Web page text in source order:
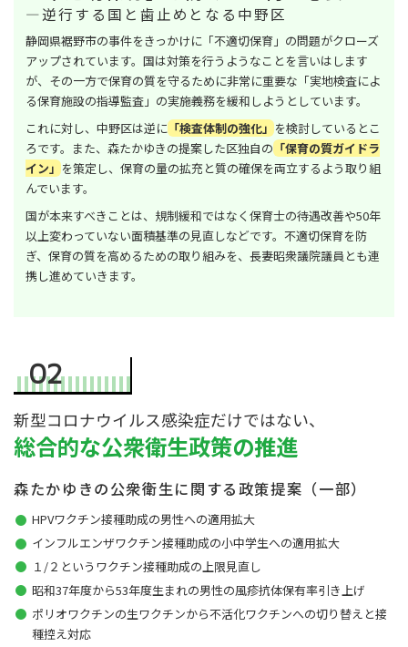
―逆行する国と歯止めとなる中野区
静岡県裾野市の事件をきっかけに「不適切保育」の問題がクローズ
アップされています。国は対策を行うようなことを言いはします
が、その一方で保育の質を守るために非常に重要な「実地検査によ
る保育施設の指導監査」の実施義務を緩和しようとしています。
これに対し、中野区は逆に「検査体制の強化」を検討しているとこ
ろです。また、森たかゆきの提案した区独自の「保育の質ガイドラ
イン」を策定し、保育の量の拡充と質の確保を両立するよう取り組
んでいます。
国が本来すべきことは、規制緩和ではなく保育士の待遇改善や50年
以上変わっていない面積基準の見直しなどです。不適切保育を防
ぎ、保育の質を高めるための取り組みを、長妻昭衆議院議員とも連
携し進めていきます。
02
新型コロナウイルス感染症だけではない、
総合的な公衆衛生政策の推進
森たかゆきの公衆衛生に関する政策提案（一部）
HPVワクチン接種助成の男性への適用拡大
インフルエンザワクチン接種助成の小中学生への適用拡大
１/２というワクチン接種助成の上限見直し
昭和37年度から53年度生まれの男性の風疹抗体保有率引き上げ
ポリオワクチンの生ワクチンから不活化ワクチンへの切り替えと接
種控え対応